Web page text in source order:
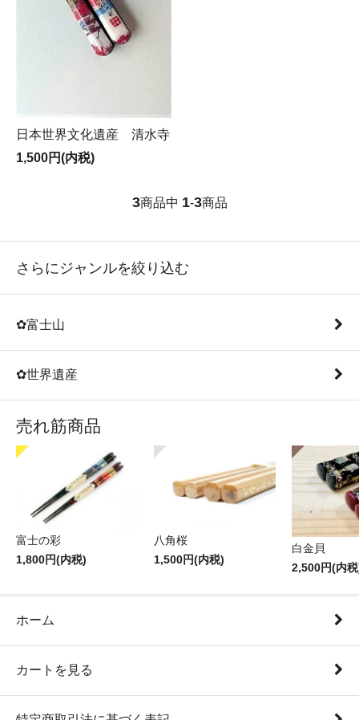
日本世界文化遺産 清水寺
1,500円(内税)
3商品中 1-3商品
さらにジャンルを絞り込む
✿富士山
✿世界遺産
売れ筋商品
富士の彩
1,800円(内税)
八角桜
1,500円(内税)
白金貝
2,500円(内
ホーム
カートを見る